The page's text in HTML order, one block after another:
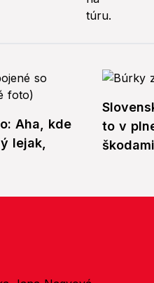
Aha, kde
lejak,
to v